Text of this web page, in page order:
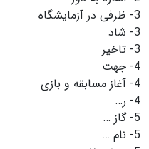
3- ظرفی در آزمایشگاه
3- شاد
3- تاخیر
4- جهت
4- آغاز مسابقه و بازی
4- ر…
5- گاز …
5- نام …